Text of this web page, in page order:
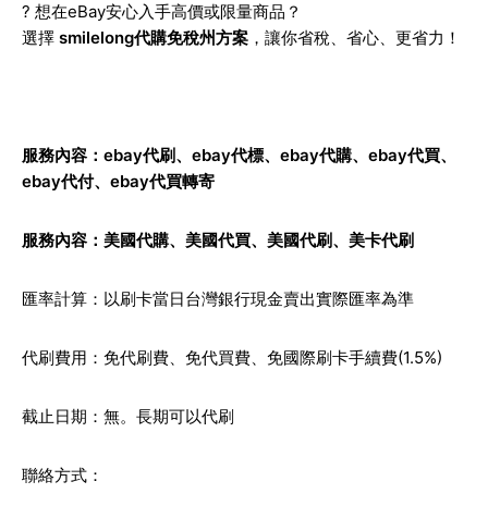
? 想在eBay安心入手高價或限量商品？
選擇 smilelong代購免稅州方案 ，讓你省稅、省心、更省力！
服務內容：ebay代刷、 ebay代標、 ebay代購、ebay代買、
ebay代付、ebay代買轉寄
服務內容： 美國代購、 美國代買、 美國代刷、 美卡代刷
匯率計算：以刷卡當日台灣銀行現金賣出實際匯率為準
代刷費用：免代刷費、免代買費、免國際刷卡手續費(1.5%)
截止日期：無。長期可以代刷
聯絡方式：